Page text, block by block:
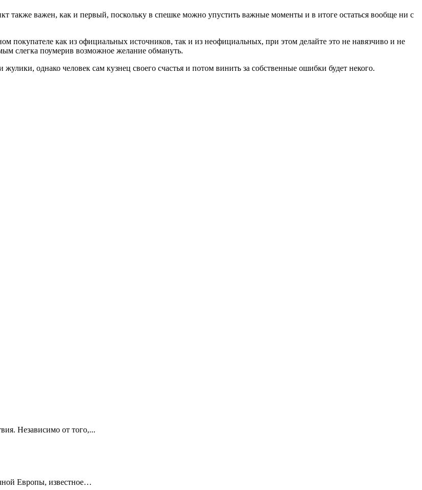
также важен, как и первый, поскольку в спешке можно упустить важные моменты и в итоге остаться вообще ни с
покупателе как из официальных источников, так и из неофициальных, при этом делайте это не навязчиво и не
слегка поумерив возможное желание обмануть.
однако человек сам кузнец своего счастья и потом винить за собственные ошибки будет некого.
Независимо от того,...
Европы, известное…